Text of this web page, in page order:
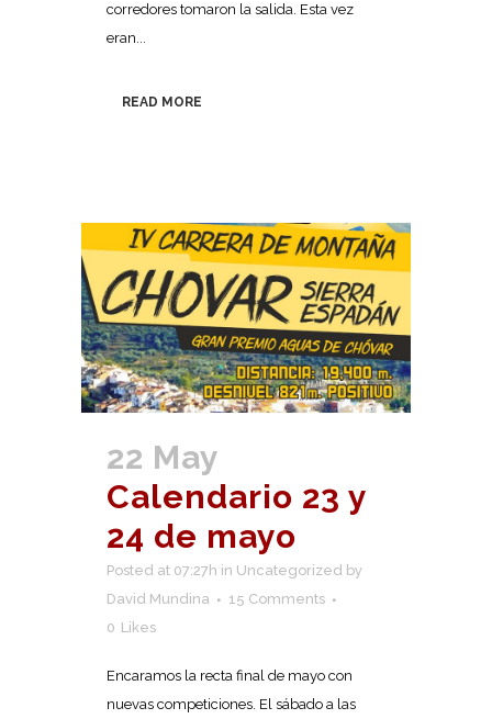
corredores tomaron la salida. Esta vez
eran...
READ MORE
22 May
Calendario 23 y
24 de mayo
Posted at 07:27h in Uncategorized by
David Mundina
15 Comments
0 Likes
Encaramos la recta final de mayo con
nuevas competiciones. El sábado a las